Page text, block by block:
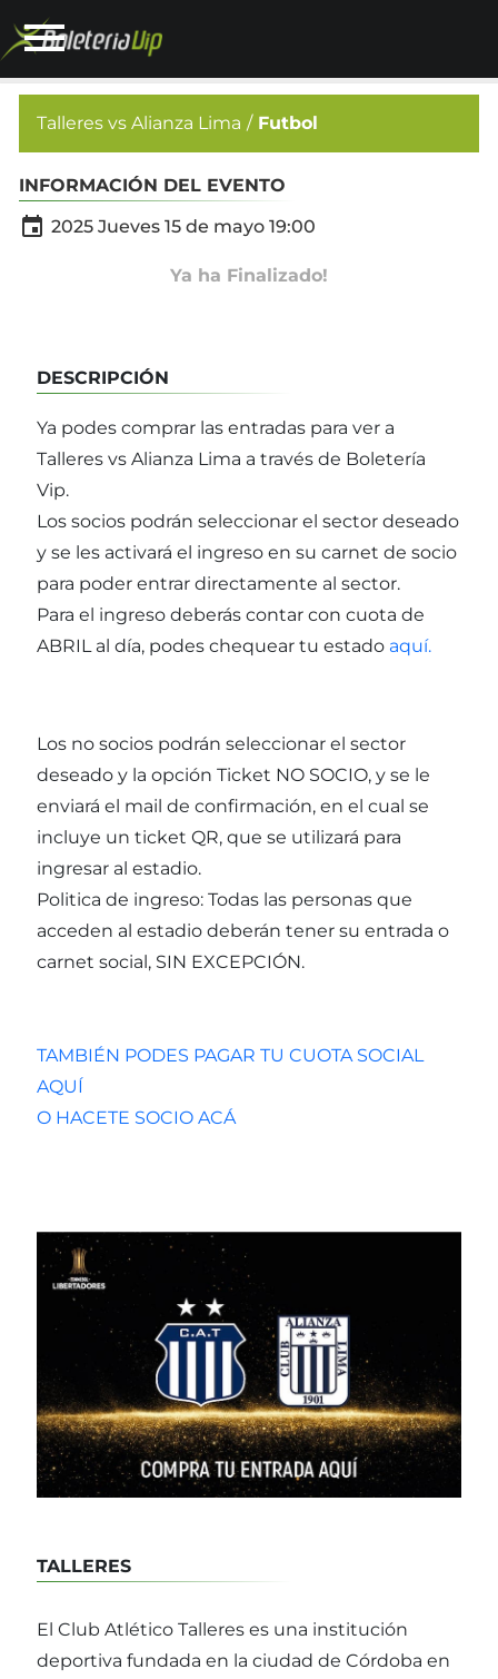
Talleres vs Alianza Lima Futbol
INFORMACIÓN DEL EVENTO
 2025 Jueves 15 de mayo 19:00
Ya ha Finalizado!
DESCRIPCIÓN
Ya podes comprar las entradas para ver a
Talleres vs Alianza Lima a través de Boletería
Vip.
Los socios podrán seleccionar el sector deseado
y se les activará el ingreso en su carnet de socio
para poder entrar directamente al sector.
Para el ingreso deberás contar con cuota de
ABRIL al día, podes chequear tu estado aquí.
Los no socios podrán seleccionar el sector
deseado y la opción Ticket NO SOCIO, y se le
enviará el mail de confirmación, en el cual se
incluye un ticket QR, que se utilizará para
ingresar al estadio.
Politica de ingreso: Todas las personas que
acceden al estadio deberán tener su entrada o
carnet social, SIN EXCEPCIÓN.
TAMBIÉN PODES PAGAR TU CUOTA SOCIAL
AQUÍ
O HACETE SOCIO ACÁ
TALLERES
El Club Atlético Talleres es una institución
deportiva fundada en la ciudad de Córdoba en